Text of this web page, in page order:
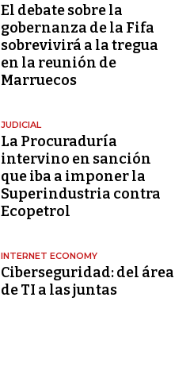
El debate sobre la
gobernanza de la Fifa
sobrevivirá a la tregua
en la reunión de
Marruecos
JUDICIAL
La Procuraduría
intervino en sanción
que iba a imponer la
Superindustria contra
Ecopetrol
INTERNET ECONOMY
Ciberseguridad: del área
de TI a las juntas